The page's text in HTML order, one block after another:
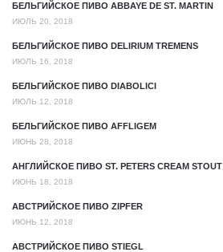
БЕЛЬГИЙСКОЕ ПИВО ABBAYE DE ST. MARTIN
ИЮЛЬ 20, 2018
БЕЛЬГИЙСКОЕ ПИВО DELIRIUM TREMENS
ИЮЛЬ 16, 2018
БЕЛЬГИЙСКОЕ ПИВО DIABOLICI
ИЮЛЬ 12, 2018
БЕЛЬГИЙСКОЕ ПИВО AFFLIGEM
ИЮНЬ 28, 2018
АНГЛИЙСКОЕ ПИВО ST. PETERS CREAM STOUT
ИЮНЬ 18, 2018
АВСТРИЙСКОЕ ПИВО ZIPFER
ИЮНЬ 12, 2018
АВСТРИЙСКОЕ ПИВО STIEGL